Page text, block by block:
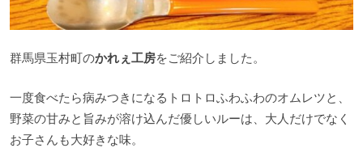
群馬県玉村町のかれぇ工房をご紹介しました。
一度食べたら病みつきになるトロトロふわふわのオムレツと、
野菜の甘みと旨みが溶け込んだ優しいルーは、大人だけでなく
お子さんも大好きな味。